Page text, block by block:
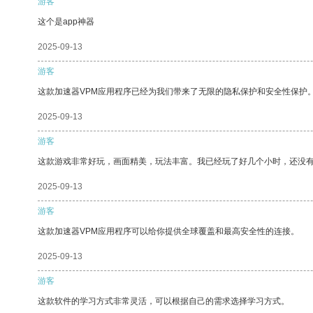
这个是app神器
2025-09-13
游客
这款加速器VPM应用程序已经为我们带来了无限的隐私保护和安全性保护。
2025-09-13
游客
这款游戏非常好玩，画面精美，玩法丰富。我已经玩了好几个小时，还没有
2025-09-13
游客
这款加速器VPM应用程序可以给你提供全球覆盖和最高安全性的连接。
2025-09-13
游客
这款软件的学习方式非常灵活，可以根据自己的需求选择学习方式。